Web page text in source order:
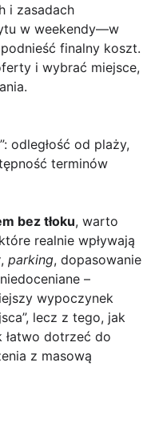
i zasadach
w weekendy—w
finalny koszt.
i wybrać miejsce,
odległość od plaży,
terminów
bez tłoku, warto
realnie wpływają
, parking, dopasowanie
–
wypoczynek
lecz z tego, jak
dotrzeć do
z masową